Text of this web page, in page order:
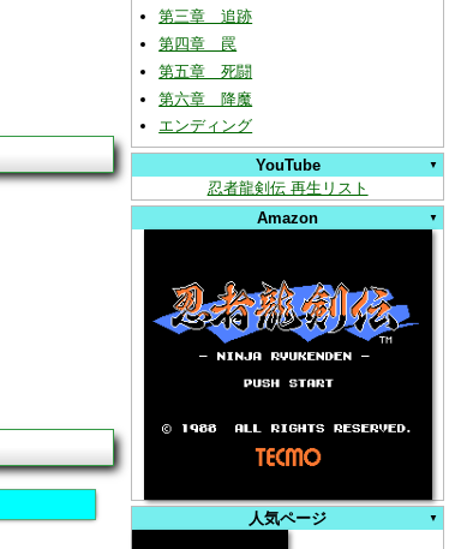
第三章 追跡
第四章 罠
第五章 死闘
第六章 降魔
エンディング
YouTube
忍者龍剣伝 再生リスト
Amazon
人気ページ